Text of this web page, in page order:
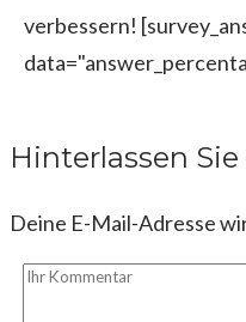
verbessern!
Hinterlassen
Deine E-Mail-Adresse